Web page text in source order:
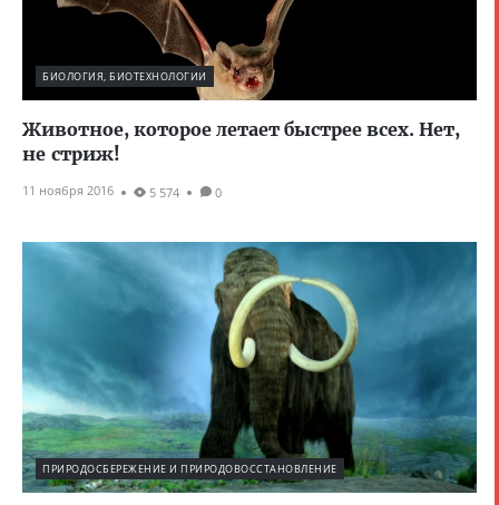
БИОЛОГИЯ, БИОТЕХНОЛОГИИ
Животное, которое летает быстрее всех. Нет,
не стриж!
11 ноября 2016 5 574 0
ПРИРОДОСБЕРЕЖЕНИЕ И ПРИРОДОВОССТАНОВЛЕНИЕ